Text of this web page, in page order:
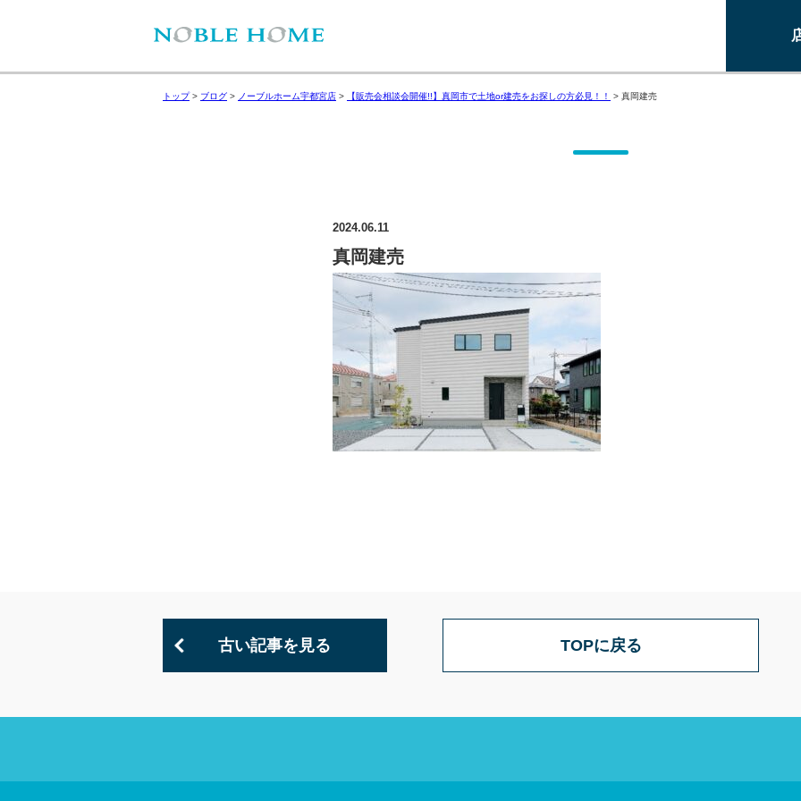
トップ> ブログ > ノーブルホーム宇都宮店 > 【販売会相談会開催!!】真岡市で土地or建売をお探しの方必見！！ > 真岡建売
2024.06.11
真岡建売
古い記事を見る TOPに戻る